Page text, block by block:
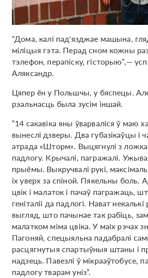
“Дома, калі пад'язджае машына,
міліцыя гэта. Перад сном кожны
тэлефон, перапіску, гісторыю”,—
Аляксандр.
Цяпер ён у Польшчы, у бяспецы.
рэальнасць была зусім іншай.
“14 сакавіка яны ўварваліся ў маю
вынеслі дзверы. Два губазікаўцы і
атрада «Шторм». Выцягнулі з ложка,
падлогу. Крычалі, пагражалі.
прыёмы. Выкручвалі рукі,
іх уверх за спіной. Пякельны боль.
цвік і малаток і пачаў пагражаць,
геніталіі да падлогі. Нават некалькі
выгляд, што пачынае так рабіць,
малатком міма цвіка. У маіх рэчах
Пагоняй, спецыяльна падабралі
расцягнутыя спартыўныя штаны і
надзець. Павезлі ў мікрааўтобусе,
падлогу тварам уніз”.